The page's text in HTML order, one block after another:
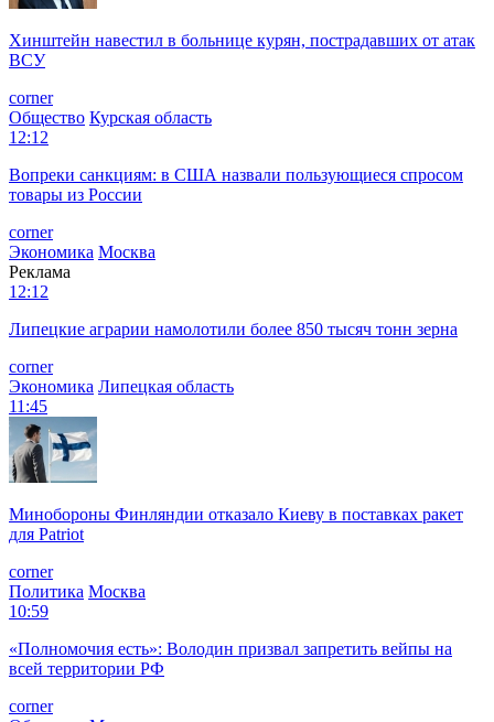
Хинштейн навестил в больнице курян, пострадавших от атак
ВСУ
corner
Общество Курская область
12:12
Вопреки санкциям: в США назвали пользующиеся спросом
товары из России
corner
Экономика Москва
Реклама
12:12
Липецкие аграрии намолотили более 850 тысяч тонн зерна
corner
Экономика Липецкая область
11:45
Минобороны Финляндии отказало Киеву в поставках ракет
для Patriot
corner
Политика Москва
10:59
«Полномочия есть»: Володин призвал запретить вейпы на
всей территории РФ
corner